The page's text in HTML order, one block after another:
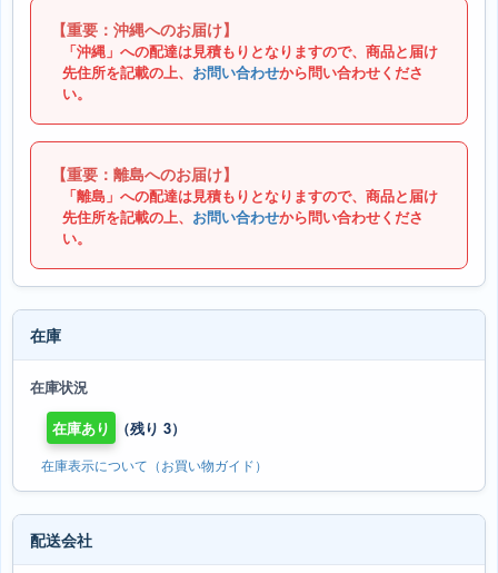
【重要：沖縄へのお届け】
「沖縄」への配達は見積もりとなりますので、商品と届け
先住所を記載の上、 お問い合わせから問い合わせくださ
い。
【重要：離島へのお届け】
「離島」への配達は見積もりとなりますので、商品と届け
先住所を記載の上、 お問い合わせから問い合わせくださ
い。
在庫
在庫状況
在庫あり
（残り 3）
在庫表示について（お買い物ガイド）
配送会社